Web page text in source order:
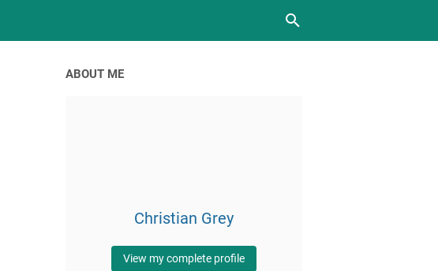
ABOUT ME
Christian Grey
View my complete profile